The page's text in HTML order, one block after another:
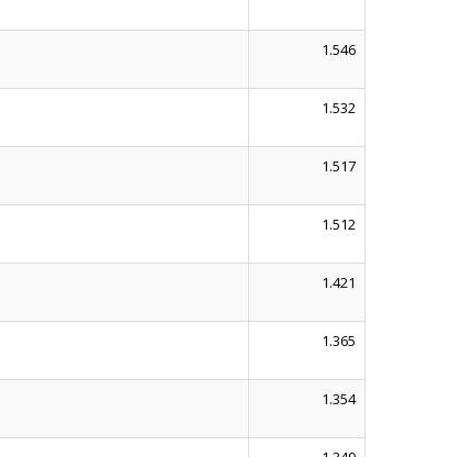
1.546
1.532
1.517
1.512
1.421
1.365
1.354